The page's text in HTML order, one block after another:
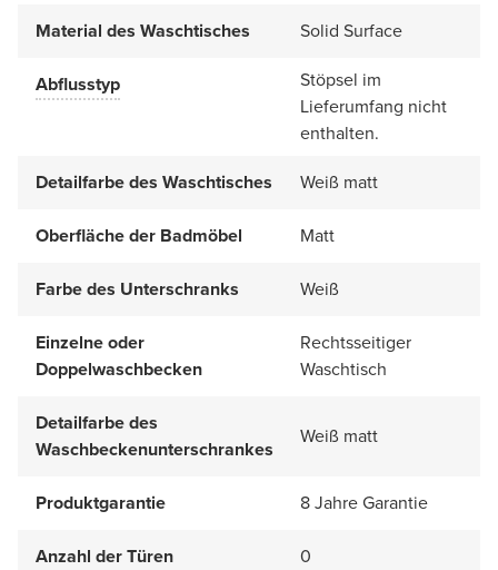
Material des Waschtisches Solid Surface
Abflusstyp
Stöpsel im
Lieferumfang nicht
enthalten.
Detailfarbe des Waschtisches
Weiß matt
Oberfläche der Badmöbel Matt
Farbe des Unterschranks Weiß
Einzelne oder
Doppelwaschbecken
Rechtsseitiger
Waschtisch
Detailfarbe des
Waschbeckenunterschrankes
Weiß matt
Produktgarantie 8 Jahre Garantie
Anzahl der Türen 0